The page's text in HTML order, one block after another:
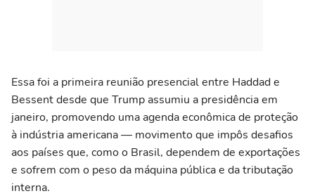
Essa foi a primeira reunião presencial entre Haddad e
Bessent desde que Trump assumiu a presidência em
janeiro, promovendo uma agenda econômica de proteção
à indústria americana — movimento que impôs desafios
aos países que, como o Brasil, dependem de exportações
e sofrem com o peso da máquina pública e da tributação
interna.